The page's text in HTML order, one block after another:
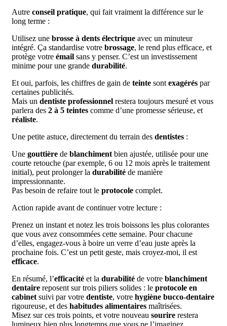
Autre conseil pratique, qui fait vraiment la différence sur le
long terme :
Utilisez une brosse à dents électrique avec un minuteur
intégré. Ça standardise votre brossage, le rend plus efficace, et
protège votre émail sans y penser. C’est un investissement
minime pour une grande durabilité.
Et oui, parfois, les chiffres de gain de teinte sontexagérés par
certaines publicités.
Mais un dentiste professionnel restera toujours mesuré et vous
parlera des 2 à 5 teintes comme d’une promesse sérieuse, et
réaliste.
Une petite astuce, directement du terrain des dentistes :
Une gouttière de blanchimentbien ajustée, utilisée pour une
courte retouche (par exemple, 6 ou 12 mois après le traitement
initial), peut prolonger la durabilité de manière
impressionnante.
Pas besoin de refaire tout le protocole complet.
Action rapide avant de continuer votre lecture :
Prenez un instant et notez les trois boissons les plus colorantes
que vous avez consommées cette semaine. Pour chacune
d’elles, engagez-vous à boire un verre d’eau juste après la
prochaine fois. C’est un petit geste, mais croyez-moi, il est
efficace.
En résumé, l’efficacité et la durabilité de votre blanchiment
dentaire reposent sur trois piliers solides : le protocole en
cabinetsuivi par votre dentiste, votre hygiène bucco-dentaire
rigoureuse, et des habitudes alimentaires maîtrisées.
Misez sur ces trois points, et votre nouveau sourire restera